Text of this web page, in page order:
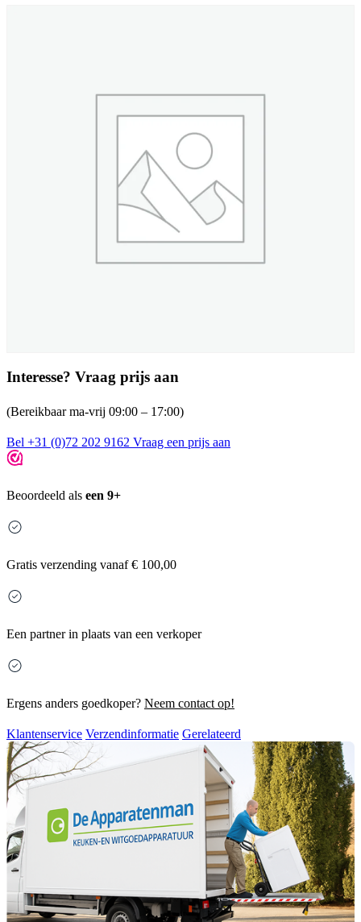
Interesse? Vraag prijs aan
(Bereikbaar ma-vrij 09:00 – 17:00)
Bel +31 (0)72 202 9162 Vraag een prijs aan
Beoordeeld als een 9+
Gratis verzending vanaf € 100,00
Een partner in plaats van een verkoper
Ergens anders goedkoper? Neem contact op!
Klantenservice Verzendinformatie Gerelateerd